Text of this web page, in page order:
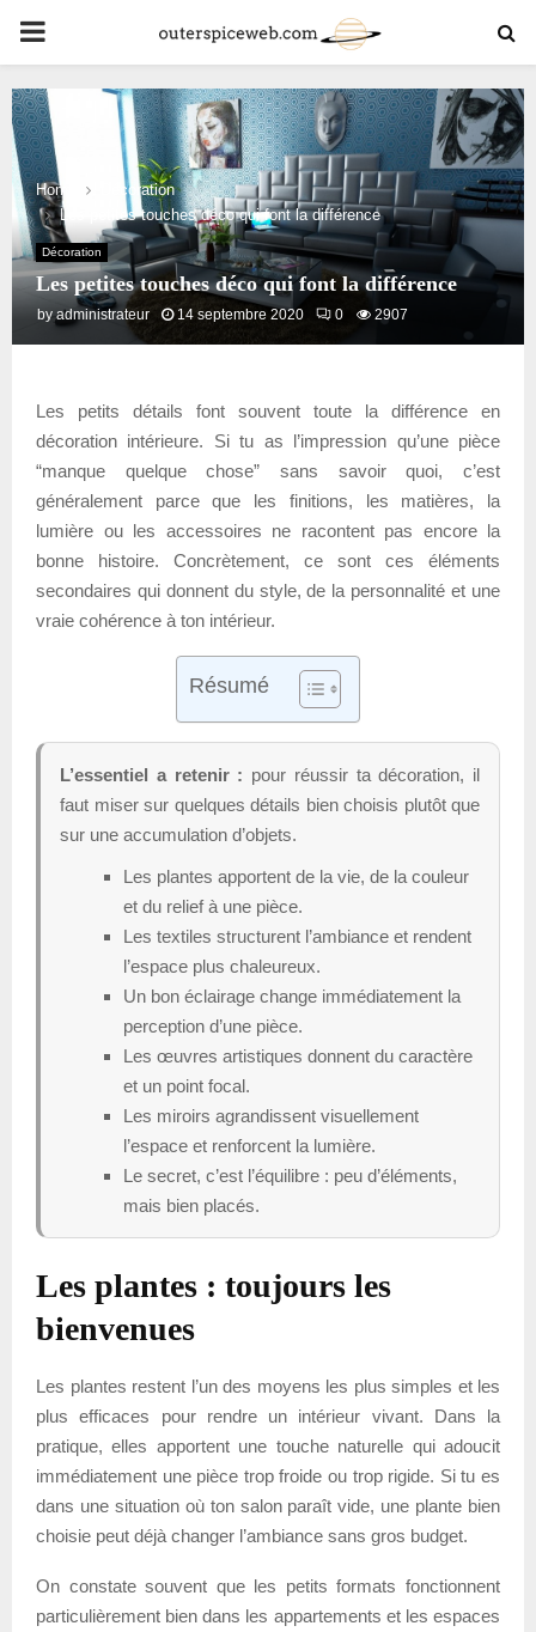
PRIMARY
MENU
Home
Décoration
Les petites touches déco qui font la différence
Décoration
Les petites touches déco qui font la différence
byadministrateur 14 septembre 2020 0 2907
Les petits détails font souvent toute la différence en
décoration intérieure. Si tu as l’impression qu’une pièce
“manque quelque chose” sans savoir quoi, c’est
généralement parce que les finitions, les matières, la
lumière ou les accessoires ne racontent pas encore la
bonne histoire. Concrètement, ce sont ces éléments
secondaires qui donnent du style, de la personnalité et une
vraie cohérence à ton intérieur.
Résumé
L’essentiel a retenir : pour réussir ta décoration, il
faut miser sur quelques détails bien choisis plutôt que
sur une accumulation d’objets.
Les plantes apportent de la vie, de la couleur
et du relief à une pièce.
Les textiles structurent l’ambiance et rendent
l’espace plus chaleureux.
Un bon éclairage change immédiatement la
perception d’une pièce.
Les œuvres artistiques donnent du caractère
et un point focal.
Les miroirs agrandissent visuellement
l’espace et renforcent la lumière.
Le secret, c’est l’équilibre : peu d’éléments,
mais bien placés.
Les plantes : toujours les
bienvenues
Les plantes restent l’un des moyens les plus simples et les
plus efficaces pour rendre un intérieur vivant. Dans la
pratique, elles apportent une touche naturelle qui adoucit
immédiatement une pièce trop froide ou trop rigide. Si tu es
dans une situation où ton salon paraît vide, une plante bien
choisie peut déjà changer l’ambiance sans gros budget.
On constate souvent que les petits formats fonctionnent
particulièrement bien dans les appartements et les espaces